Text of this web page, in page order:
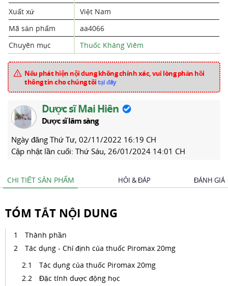
Xuất xứ
Việt Nam
Mã sản phẩm
aa4066
Chuyên mục
Thuốc Kháng Viêm
Nếu phát hiện nội dung không chính xác, vui lòng phản hồi
thông tin cho chúng tôitại đây
Dược sĩ Mai Hiên
Dược sĩ lâm sàng
Ngày đăng Thứ Tư, 02/11/2022 16:19 CH
Cập nhật lần cuối: Thứ Sáu, 26/01/2024 14:01 CH
CHI TIẾT SẢN PHẨM HỎI & ĐÁP ĐÁNH GIÁ
TÓM TẮT NỘI DUNG
Thành phần
Tác dụng - Chỉ định của thuốc Piromax 20mg
Tác dụng của thuốc Piromax 20mg
Đặc tính dược động học